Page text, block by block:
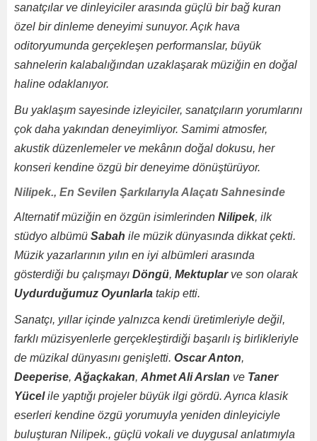
sanatçılar ve dinleyiciler arasında güçlü bir bağ kuran
özel bir dinleme deneyimi sunuyor. Açık hava
oditoryumunda gerçekleşen performanslar, büyük
sahnelerin kalabalığından uzaklaşarak müziğin en doğal
haline odaklanıyor.
Bu yaklaşım sayesinde izleyiciler, sanatçıların yorumlarını
çok daha yakından deneyimliyor. Samimi atmosfer,
akustik düzenlemeler ve mekânın doğal dokusu, her
konseri kendine özgü bir deneyime dönüştürüyor.
Nilipek., En Sevilen Şarkılarıyla Alaçatı Sahnesinde
Alternatif müziğin en özgün isimlerinden Nilipek, ilk
stüdyo albümü Sabah ile müzik dünyasında dikkat çekti.
Müzik yazarlarının yılın en iyi albümleri arasında
gösterdiği bu çalışmayı Döngü, Mektuplarve son olarak
Uydurduğumuz Oyunlarla takip etti.
Sanatçı, yıllar içinde yalnızca kendi üretimleriyle değil,
farklı müzisyenlerle gerçekleştirdiği başarılı iş birlikleriyle
de müzikal dünyasını genişletti. Oscar Anton,
Deeperise, Ağaçkakan, Ahmet Ali Arslan ve Taner
Yücelile yaptığı projeler büyük ilgi gördü. Ayrıca klasik
eserleri kendine özgü yorumuyla yeniden dinleyiciyle
buluşturan Nilipek., güçlü vokali ve duygusal anlatımıyla